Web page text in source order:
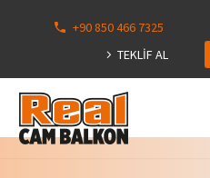
+90 850 466 7325
TEKLİF AL
113
Hepsini
Göster